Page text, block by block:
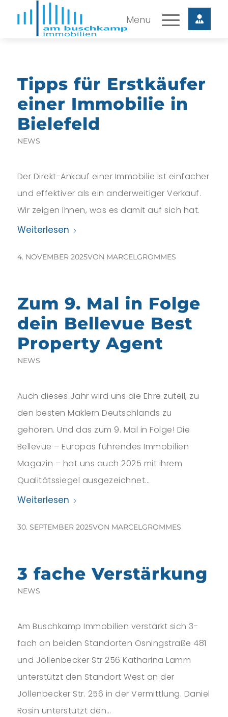
Tipps für Erstkäufer
einer Immobilie in
Bielefeld
NEWS
Der Direkt-Ankauf einer Immobilie ist einfacher
und effektiver als ein anderweitiger Verkauf.
Wir zeigen Ihnen, was es damit auf sich hat.
Weiterlesen
4. NOVEMBER 2025VON MARCELGROMMES
Zum 9. Mal in Folge
dein Bellevue Best
Property Agent
NEWS
Auch dieses Jahr wird uns die Ehre zuteil, zu
den besten Maklern Deutschlands zu
gehören. Und das zum 9. Mal in Folge! Die
Bellevue – Europas führendes Immobilien
Magazin – hat uns auch 2025 mit ihrem
Qualitätssiegel ausgezeichnet…
Weiterlesen
30. SEPTEMBER 2025VON MARCELGROMMES
3 fache Verstärkung
NEWS
Am Buschkamp Immobilien verstärkt sich 3-
fach an beiden Standorten Osningstraße 481
und Jöllenbecker Str 256 Katharina Lamm
unterstützt den Standort West an der
Jöllenbecker Str. 256 in der Vermittlung. Daniel
Rosin unterstützt den…